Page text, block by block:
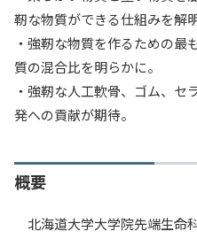
教育・
研究・
靭な物質ができる仕組みを解明
・強靭な物質を作るための最
質の混合比を明らかに。
・強靭な人工軟骨、ゴム、セ
発への貢献が期待。
概要
北海道大学大学院先端生命